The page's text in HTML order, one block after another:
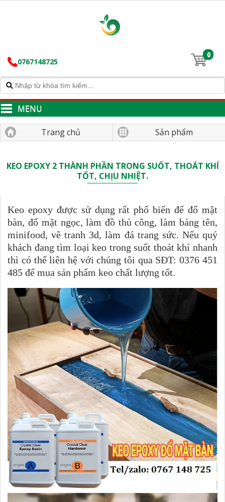
0767148725
0
MENU
Trang chủ Sản phẩm
KEO EPOXY 2 THÀNH PHẦN TRONG SUỐT, THOÁT KHÍ
TỐT, CHỊU NHIỆT.
Keo epoxy được sử dụng rất phổ biến để đổ mặt
bàn, đổ mặt ngọc, làm đồ thủ công, làm bảng tên,
minifood, vẽ tranh 3d, làm đá trang sức. Nếu quý
khách đang tìm loại keo trong suốt thoát khí nhanh
thì có thể liên hệ với chúng tôi qua SĐT: 0376 451
485 để mua sản phẩm keo chất lượng tốt.